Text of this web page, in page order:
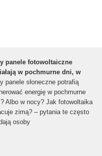
panele fotowoltaiczne
w pochmurne dni, w
panele słoneczne potrafią
energię w pochmurne
Albo w nocy? Jak fotowoltaika
zimą? – pytania te często
osoby